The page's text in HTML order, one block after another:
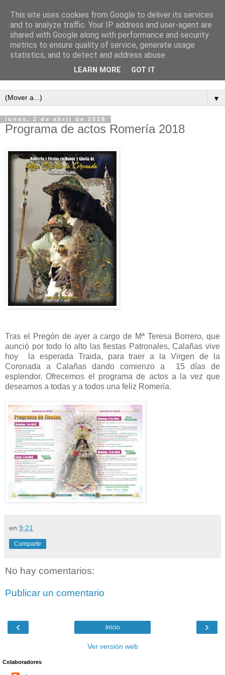
Semanario independiente de Calañas
▼
lunes, 2 de abril de 2018
Programa de actos Romería 2018
Tras el Pregón de ayer a cargo de Mª Teresa Borrero, que
aunció por todo lo alto las fiestas Patronales, Calañas vive
hoy la esperada Traida, para traer a la Virgen de la
Coronada a Calañas dando comienzo a 15 días de
esplendor. Ofrecemos el programa de actos a la vez que
deseamos a todas y a todos una feliz Romería.
en 9:21
Compartir
No hay comentarios:
Publicar un comentario
‹ ›
Inicio
Ver versión web
Colaboradores
This site uses cookies from Google to deliver its services
and to analyze traffic. Your IP address and user-agent are
shared with Google along with performance and security
metrics to ensure quality of service, generate usage
statistics, and to detect and address abuse.
LEARN MORE GOT IT